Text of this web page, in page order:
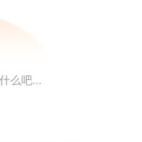
代币时，BUSD
么吧...